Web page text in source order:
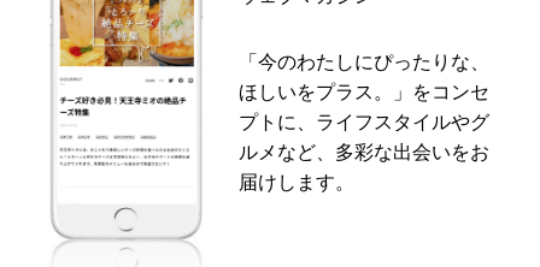
「今のわたしにぴったりな、
ほしいをプラス。」をコンセ
プトに、ライフスタイルやグ
ルメなど、多彩な出会いをお
届けします。